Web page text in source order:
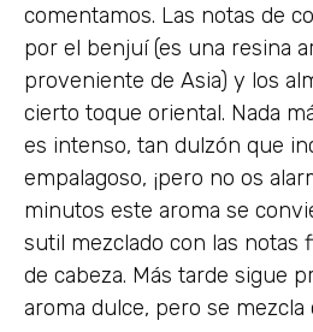
comentamos. Las notas de
por el benjuí (es una resina
proveniente de Asia) y los
cierto toque oriental. Nada
es intenso, tan dulzón que
empalagoso, ¡pero no os
minutos este aroma se
sutil mezclado con las notas
de cabeza. Más tarde sigue
aroma dulce, pero se mezcla